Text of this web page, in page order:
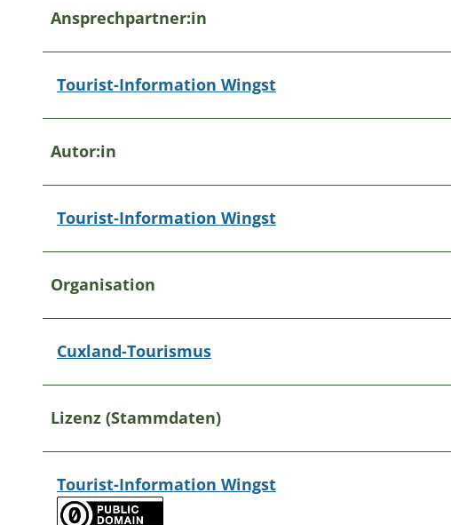
Ansprechpartner:in
Tourist-Information Wingst
Autor:in
Tourist-Information Wingst
Organisation
Cuxland-Tourismus
Lizenz (Stammdaten)
Tourist-Information Wingst